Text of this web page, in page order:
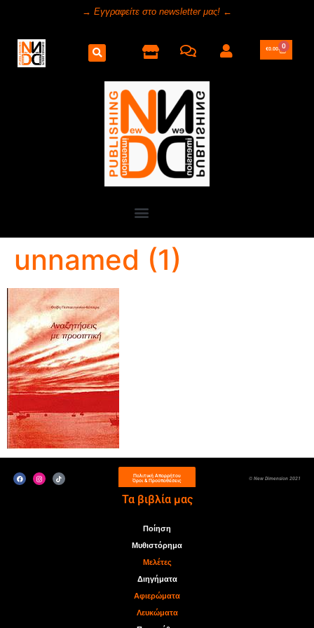
→ Εγγραφείτε στο newsletter μας! ←
€0.00 0
unnamed (1)
Πολιτική Απορρήτου
Όροι & Προϋποθέσεις
© New Dimension 2021
Τα βιβλία μας
Ποίηση
Μυθιστόρημα
Μελέτες
Διηγήματα
Αφιερώματα
Λευκώματα